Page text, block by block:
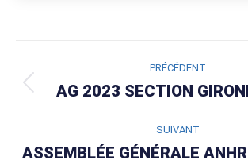
NAVIGATION
ARTICLE
PRÉCÉDENT
Article
:
AG 2023 SECTION
SUIVANT
ASSEMBLÉE GÉNÉRALE